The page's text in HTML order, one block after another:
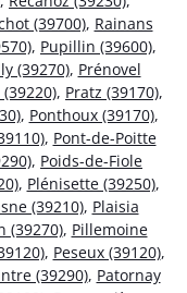
(39700), Rainans
, Pupillin (39600),
(39270), Prénovel
, Pratz (39170),
, Ponthoux (39170),
, Pont-de-Poitte
, Poids-de-Fiole
, Plénisette (39250),
(39210), Plaisia
(39270), Pillemoine
, Peseux (39120),
(39290), Patornay